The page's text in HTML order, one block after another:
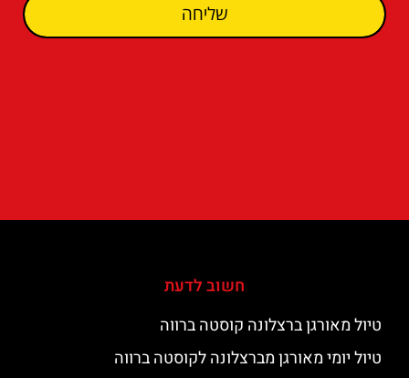
שליחה
חשוב לדעת
טיול מאורגן ברצלונה קוסטה ברווה
טיול יומי מאורגן מברצלונה לקוסטה ברווה